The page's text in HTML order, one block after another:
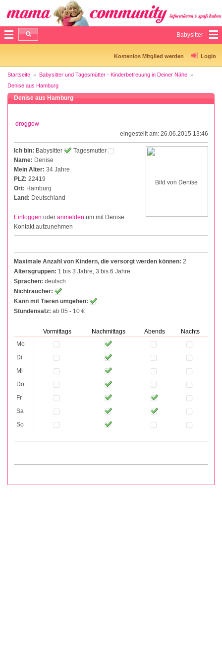
Babysitter
Kostenlos Mitglied werden Login
Startseite
Babysitter und Tagesmütter - Kinderbetreuung in Deiner Nähe
Denise aus Hamburg
Denise aus Hamburg
droggow
eingestellt am: 26.06.2015 13:46
Ich bin: Babysitter
Tagesmutter
Name: Denise
Mein Alter: 34 Jahre
PLZ: 22419
Ort: Hamburg
Land: Deutschland
Einloggen oder anmelden um mit Denise
Kontakt aufzunehmen
Maximale Anzahl von Kindern, die versorgt werden können: 2
Altersgruppen: 1 bis 3 Jahre, 3 bis 6 Jahre
Sprachen: deutsch
Nichtraucher:
Kann mit Tieren umgehen:
Stundensatz: ab 05 - 10 €
Vormittags Nachmittags Abends
Nachts
Mo
Di
Mi
Do
Fr
Sa
So